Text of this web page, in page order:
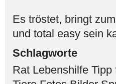
Es tröstet, bringt
und total easy sein
Schlagworte
Rat Lebenshilfe